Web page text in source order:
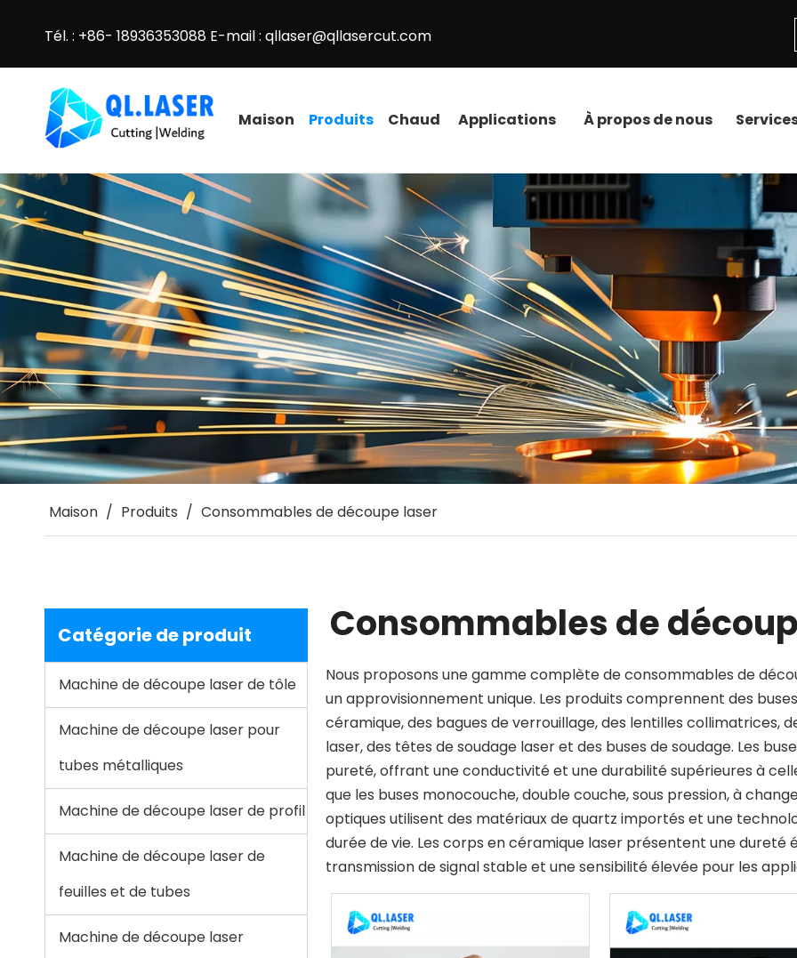
Tél. : +86- 18936353088 E-mail : qllaser@qllasercut.com
Maison Produits Chaud Applications À propos de nous
Maison / Produits / Consommables de découpe laser
Catégorie de produit
Machine de découpe laser de tôle
Machine de découpe laser pour
tubes métalliques
Machine de découpe laser de profil
Machine de découpe laser de
feuilles et de tubes
Machine de découpe laser
Consommables de
Nous proposons une gamme complète de consommables de
un approvisionnement unique. Les produits comprennent des
céramique, des bagues de verrouillage, des lentilles collimatrices,
laser, des têtes de soudage laser et des buses de soudage. Les
pureté, offrant une conductivité et une durabilité supérieures à
que les buses monocouche, double couche, sous pression, à
optiques utilisent des matériaux de quartz importés et une
durée de vie. Les corps en céramique laser présentent une dureté
transmission de signal stable et une sensibilité élevée pour les